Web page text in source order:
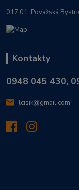
017 01 Považská
Kontakty
0948 045 430,
lcisik@gmail.com